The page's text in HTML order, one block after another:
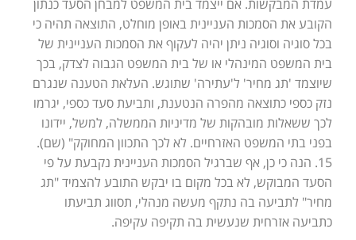
עמדת המבקשות. אם ייצמד בית המשפט למבחן הסעד כנתון
הקובע את הסמכות העניינית באופן מוחלט, התוצאה תהיה כי
בכל סוגיה וסוגיה ניתן יהיה לעקוף את הסמכות העניינית של
בית המשפט המינהלי או של בית המשפט הגבוה לצדק, בכך
שיוצמד 'תג מחיר' ל'עתירה' שתוגש. העלאת הטענה שנגרם
נזק כספי כתוצאה מהפרה הנטענת, ותביעת סעד כספי, יגרמו
לכך ששאלות מובהקות של מדיניות הממשלה, למשל, יידונו
בפני בתי המשפט האזרחיים. לא לכך התכוון המחוקק" (שם).
15. הנה כי כן, אף שברגיל הסמכות העניינית נקבעת על פי
הסעד המבוקש, לא בכל מקום בו יבקש התובע להצמיד "תג
מחיר" לתביעה בה נתקף מעשה מנהלי, תסווג תביעתו
כתביעה אזרחית שנעשית בה תקיפה עקיפה.